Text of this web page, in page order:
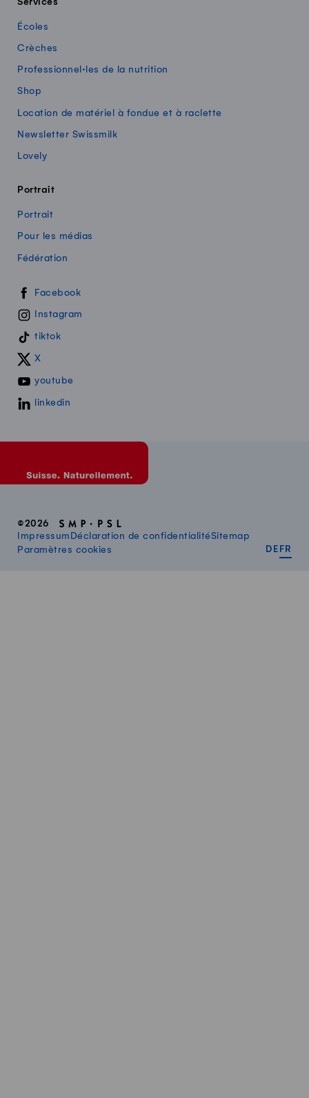
Services
Écoles
Crèches
Professionnel·les de la nutrition
Shop
Location de matériel à fondue et à raclette
Newsletter Swissmilk
Lovely
Portrait
Portrait
Pour les médias
Fédération
Swissmilk sur les réseaux sociaux
Facebook
Instagram
tiktok
X
youtube
linkedin
©2026
Impressum Déclaration de confidentialitéSitemap
Paramètres cookies
DE FR